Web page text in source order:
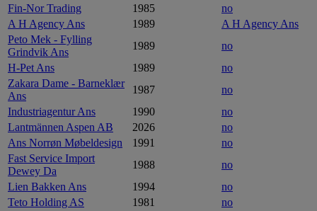
Fin-Nor Trading
1985
no
A H Agency Ans
1989
A H Agency Ans
Peto Mek - Fylling
Grindvik Ans
1989
no
H-Pet Ans
1989
no
Zakara Dame - Barneklær
Ans
1987
no
Industriagentur Ans
1990
no
Lantmännen Aspen AB
2026
no
Ans Norrøn Møbeldesign
1991
no
Fast Service Import
Dewey Da
1988
no
Lien Bakken Ans
1994
no
Teto Holding AS
1981
no